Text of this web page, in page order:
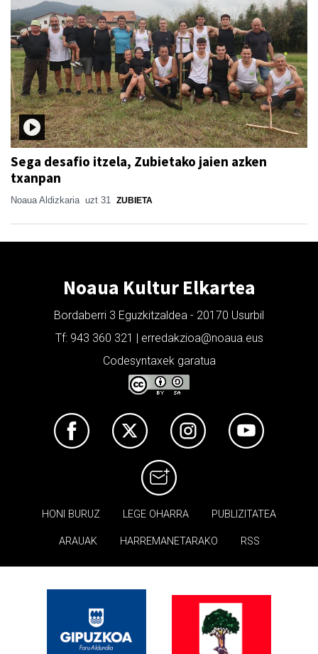
Sega desafio itzela, Zubietako jaien azken
txanpan
Noaua Aldizkaria uzt 31 ZUBIETA
Noaua Kultur Elkartea
Bordaberri 3 Eguzkitzaldea - 20170 Usurbil
Tf: 943 360 321 | erredakzioa@noaua.eus
Codesyntaxek garatua
HONI BURUZ LEGE OHARRA PUBLIZITATEA
ARAUAK HARREMANETARAKO RSS